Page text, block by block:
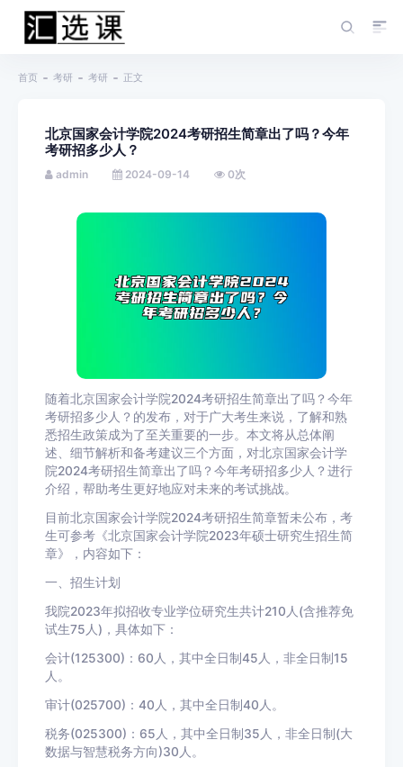
首页 考研 考研 正文
北京国家会计学院2024考研招生简章出了吗？今年
考研招多少人？
admin 2024-09-14 0次
随着北京国家会计学院2024考研招生简章出了吗？今年
考研招多少人？的发布，对于广大考生来说，了解和熟
悉招生政策成为了至关重要的一步。本文将从总体阐
述、细节解析和备考建议三个方面，对北京国家会计学
院2024考研招生简章出了吗？今年考研招多少人？进行
介绍，帮助考生更好地应对未来的考试挑战。
目前北京国家会计学院2024考研招生简章暂未公布，考
生可参考《北京国家会计学院2023年硕士研究生招生简
章》，内容如下：
一、招生计划
我院2023年拟招收专业学位研究生共计210人(含推荐免
试生75人)，具体如下：
会计(125300)：60人，其中全日制45人，非全日制15
人。
审计(025700)：40人，其中全日制40人。
税务(025300)：65人，其中全日制35人，非全日制(大
数据与智慧税务方向)30人。